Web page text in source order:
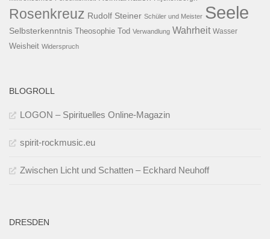
Rosenkreuz Rudolf Steiner Schüler und Meister Seele
Selbsterkenntnis Theosophie Tod Verwandlung Wahrheit Wasser
Weisheit Widerspruch
BLOGROLL
LOGON – Spirituelles Online-Magazin
spirit-rockmusic.eu
Zwischen Licht und Schatten – Eckhard Neuhoff
DRESDEN